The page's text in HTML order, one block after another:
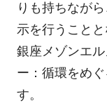
りも持ちなが
示を行うことと
銀座メゾンエ
ー：循環をめ
す。